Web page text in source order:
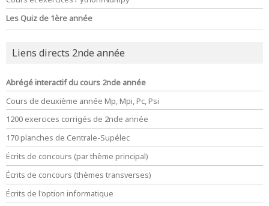
Les Quiz de 1ère année
Liens directs 2nde année
Abrégé interactif du cours 2nde année
Cours de deuxième année Mp, Mpi, Pc, Psi
1200 exercices corrigés de 2nde année
170 planches de Centrale-Supélec
Écrits de concours (par thème principal)
Écrits de concours (thèmes transverses)
Écrits de l'option informatique